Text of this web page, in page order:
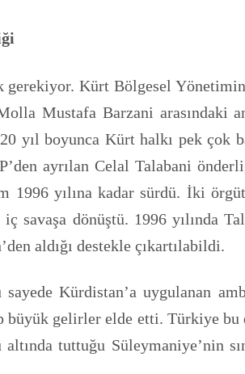
Kürt Bölgesel
Mustafa Barzani arasındaki
yıl boyunca Kürt halkı pek çok
ayrılan Celal Talabani
yılına kadar sürdü. İki
dönüştü. 1996 yılında
aldığı destekle çıkartılabildi.
Kürdistan’a uygulanan
büyük gelirler elde etti. Türkiye
tuttuğu Süleymaniye’nin